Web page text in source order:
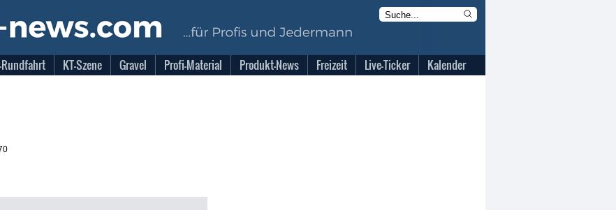
Rundfahrt KT-Szene Gravel Profi-Material Produkt-News Freizeit Live-Ticker Kalender